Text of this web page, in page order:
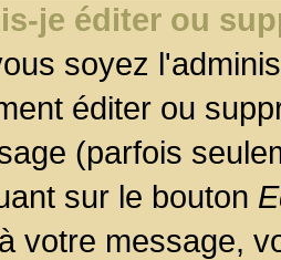
je éditer ou
soyez
éditer ou
(parfois
sur le bouton
votre message,